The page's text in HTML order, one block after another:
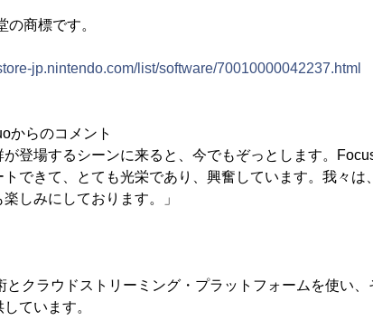
商標です。
jp.nintendo.com/list/software/70010000042237.html
からのコメント
が登場するシーンに来ると、今でもぞっとします。
できて、とても光栄であり、興奮しています。我々は
しみにしております。」
クラウドストリーミング・プラットフォームを使い、
ています。